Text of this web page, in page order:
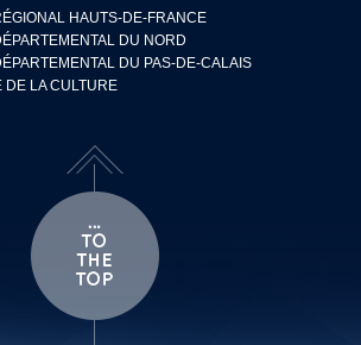
HAUTS-DE-FRANCE
DU NORD
DU PAS-DE-CALAIS
DE LA CULTURE